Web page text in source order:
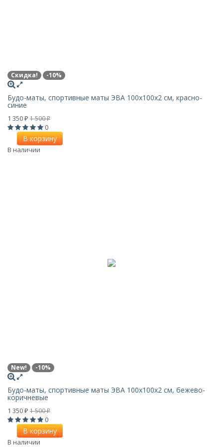
Скидка! -10%
Будо-маты, спортивные маты ЭВА 100х100x2 см, красно-
синие
1 350 ₽ 1 500₽
0
В корзину
В наличии
New! -10%
Будо-маты, спортивные маты ЭВА 100х100x2 см, бежево-
коричневые
1 350 ₽ 1 500₽
0
В корзину
В наличии